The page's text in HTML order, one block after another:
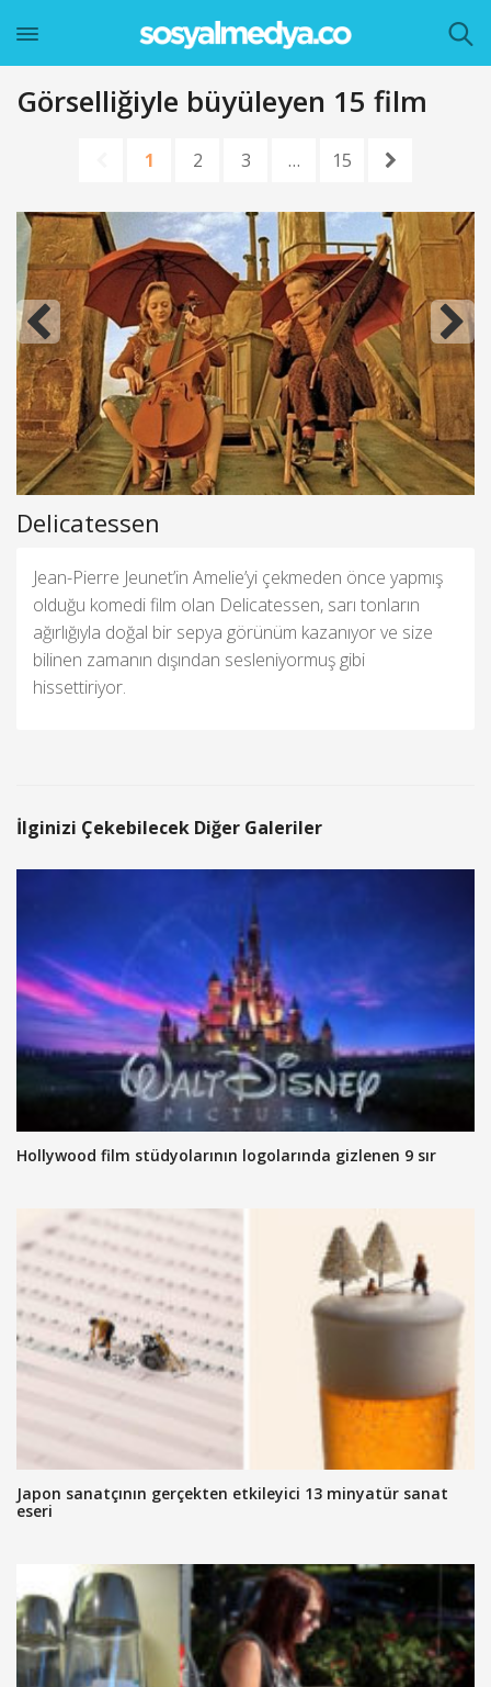
Görselliğiyle büyüleyen 15 film
1 2 3 … 15
Delicatessen
Jean-Pierre Jeunet’in Amelie’yi çekmeden önce yapmış
olduğu komedi film olan Delicatessen, sarı tonların
ağırlığıyla doğal bir sepya görünüm kazanıyor ve size
bilinen zamanın dışından sesleniyormuş gibi
hissettiriyor.
İlginizi Çekebilecek Diğer Galeriler
Hollywood film stüdyolarının logolarında gizlenen 9 sır
Japon sanatçının gerçekten etkileyici 13 minyatür sanat
eseri